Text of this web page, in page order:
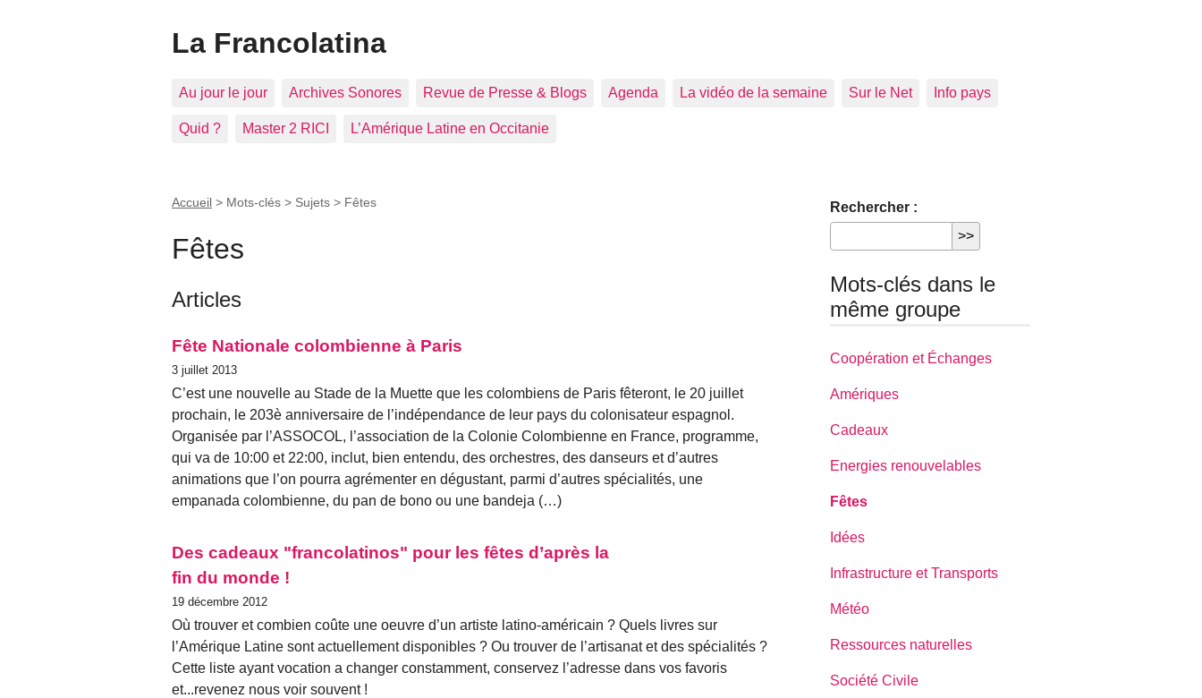
La Francolatina
Au jour le jour Archives Sonores Revue de Presse & Blogs Agenda La vidéo de la semaine Sur le Net Info pays
Quid ? Master 2 RICI L’Amérique Latine en Occitanie
Accueil > Mots-clés > Sujets > Fêtes
Fêtes
Articles
Fête Nationale colombienne à Paris
3 juillet 2013
C’est une nouvelle au Stade de la Muette que les colombiens de Paris fêteront, le 20 juillet
prochain, le 203è anniversaire de l’indépendance de leur pays du colonisateur espagnol.
Organisée par l’ASSOCOL, l’association de la Colonie Colombienne en France, programme,
qui va de 10:00 et 22:00, inclut, bien entendu, des orchestres, des danseurs et d’autres
animations que l’on pourra agrémenter en dégustant, parmi d’autres spécialités, une
empanada colombienne, du pan de bono ou une bandeja (…)
Des cadeaux "francolatinos" pour les fêtes d’après la
fin du monde !
19 décembre 2012
Où trouver et combien coûte une oeuvre d’un artiste latino-américain ? Quels livres sur
l’Amérique Latine sont actuellement disponibles ? Ou trouver de l’artisanat et des spécialités ?
Cette liste ayant vocation a changer constamment, conservez l’adresse dans vos favoris
et...revenez nous voir souvent !
Rechercher :
Mots-clés dans le
même groupe
Coopération et Échanges
Amériques
Cadeaux
Energies renouvelables
Fêtes
Idées
Infrastructure et Transports
Météo
Ressources naturelles
Société Civile